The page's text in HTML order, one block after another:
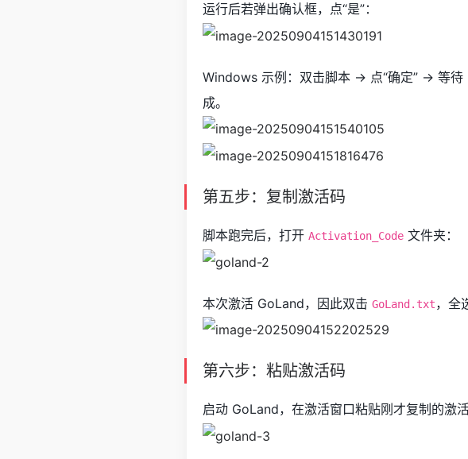
运行后若弹出确认框，点“是”：
Windows 示例：双击脚本 → 点“确定” → 等待
成。
第五步：复制激活码
脚本跑完后，打开 Activation_Code 文件夹：
本次激活 GoLand，因此双击 GoLand.txt，全
第六步：粘贴激活码
启动 GoLand，在激活窗口粘贴刚才复制的激活